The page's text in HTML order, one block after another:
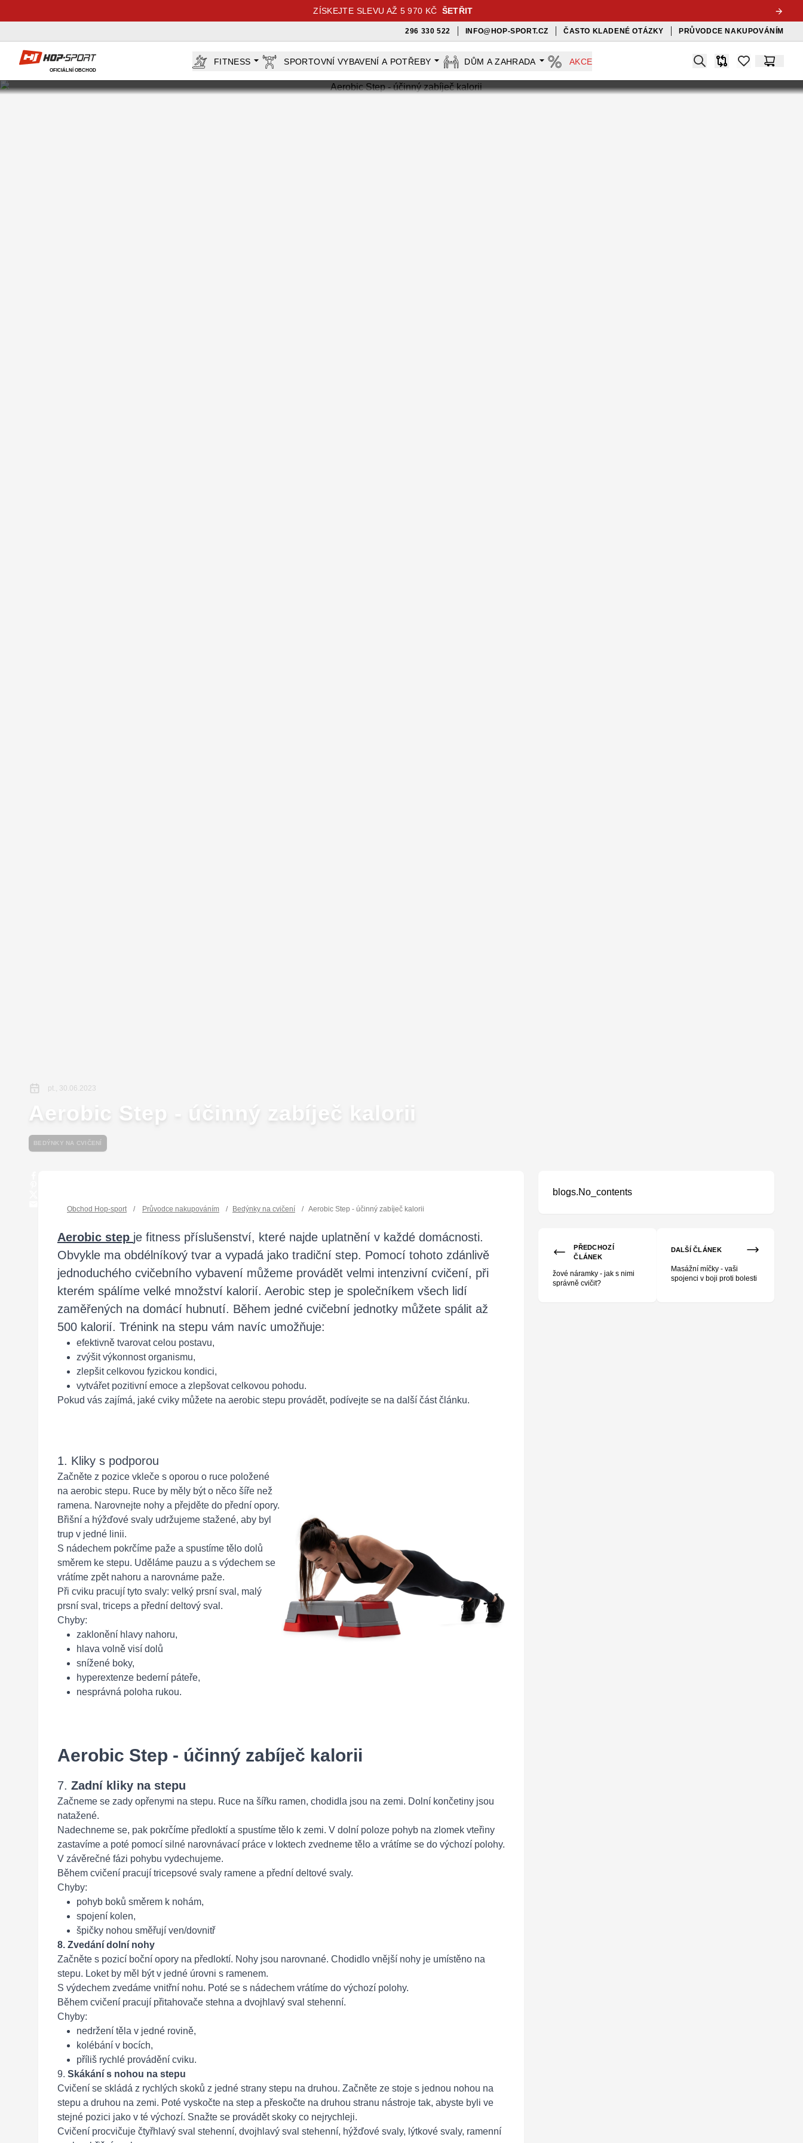
ZÍSKEJTE SLEVU AŽ 5 970 KČ ŠETŘIT
296 330 522 INFO@HOP-SPORT.CZ ČASTO KLADENÉ OTÁZKY PRŮVODCE NAKUPOVÁNÍM
Hop-Sport.cz
OFICIÁLNÍ OBCHOD
FITNESS SPORTOVNÍ VYBAVENÍ A POTŘEBY DŮM A ZAHRADA AKCE Search
Srovnávačitems inKošík
pt., 30.06.2023
Aerobic Step - účinný zabíječ kalorii
BEDÝNKY NA CVIČENÍ
Obchod Hop-sport / Průvodce nakupováním / Bedýnky na cvičení / Aerobic Step - účinný zabíječ kalorii
Aerobic step je fitness příslušenství, které najde uplatnění v každé domácnosti.
Obvykle ma obdélníkový tvar a vypadá jako tradiční step. Pomocí tohoto zdánlivě
jednoduchého cvičebního vybavení můžeme provádět velmi intenzivní cvičení, při
kterém spálíme velké množství kalorií. Aerobic step je společníkem všech lidí
zaměřených na domácí hubnutí. Během jedné cvičební jednotky můžete spálit až
500 kalorií. Trénink na stepu vám navíc umožňuje:
efektivně tvarovat celou postavu,
zvýšit výkonnost organismu,
zlepšit celkovou fyzickou kondici,
vytvářet pozitivní emoce a zlepšovat celkovou pohodu.
Pokud vás zajímá, jaké cviky můžete na aerobic stepu provádět, podívejte se na další část článku.
1. Kliky s podporou
Začněte z pozice vkleče s oporou o ruce položené
na aerobic stepu. Ruce by měly být o něco šíře než
ramena. Narovnejte nohy a přejděte do přední opory.
Břišní a hýžďové svaly udržujeme stažené, aby byl
trup v jedné linii.
S nádechem pokrčíme paže a spustíme tělo dolů
směrem ke stepu. Uděláme pauzu a s výdechem se
vrátíme zpět nahoru a narovnáme paže.
Při cviku pracují tyto svaly: velký prsní sval, malý
prsní sval, triceps a přední deltový sval.
Chyby:
zaklonění hlavy nahoru,
hlava volně visí dolů
snížené boky,
hyperextenze bederní páteře,
nesprávná poloha rukou.
Aerobic Step - účinný zabíječ kalorii
7. Zadní kliky na stepu
Začneme se zady opřenymi na stepu. Ruce na šířku ramen, chodidla jsou na zemi. Dolní končetiny jsou
natažené.
Nadechneme se, pak pokrčíme předloktí a spustíme tělo k zemi. V dolní poloze pohyb na zlomek vteřiny
zastavíme a poté pomocí silné narovnávací práce v loktech zvedneme tělo a vrátíme se do výchozí polohy.
V závěrečné fázi pohybu vydechujeme.
Během cvičení pracují tricepsové svaly ramene a přední deltové svaly.
Chyby:
pohyb boků směrem k nohám,
spojení kolen,
špičky nohou směřují ven/dovnitř
8. Zvedání dolní nohy
Začněte s pozicí boční opory na předloktí. Nohy jsou narovnané. Chodidlo vnější nohy je umístěno na
stepu. Loket by měl být v jedné úrovni s ramenem.
S výdechem zvedáme vnitřní nohu. Poté se s nádechem vrátíme do výchozí polohy.
Během cvičení pracují přitahovače stehna a dvojhlavý sval stehenní.
Chyby:
nedržení těla v jedné rovině,
kolébání v bocích,
příliš rychlé provádění cviku.
9. Skákání s nohou na stepu
Cvičení se skládá z rychlých skoků z jedné strany stepu na druhou. Začněte ze stoje s jednou nohou na
stepu a druhou na zemi. Poté vyskočte na step a přeskočte na druhou stranu nástroje tak, abyste byli ve
stejné pozici jako v té výchozí. Snažte se provádět skoky co nejrychleji.
Cvičení procvičuje čtyřhlavý sval stehenní, dvojhlavý sval stehenní, hýžďové svaly, lýtkové svaly, ramenní
blogs.No_contents
PŘEDCHOZÍ
ČLÁNEK
žové náramky - jak s nimi
správně cvičit?
DALŠÍ ČLÁNEK
Masážní míčky - vaši
spojenci v boji proti bolesti